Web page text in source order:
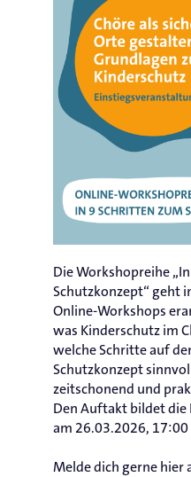
Die Workshopreihe
Schutzkonzept“ geht
Online-Workshops
was Kinderschutz im
welche Schritte auf
Schutzkonzept
zeitschonend und
Den Auftakt bildet
am 26.03.2026, 17:00
Melde dich gerne hier